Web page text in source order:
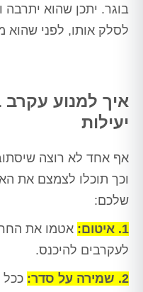
בוגר. יתכן שהוא יתרבה
לסלק אותו, לפני שהוא
יעילות
אף אחד לא רוצה
וכך תוכלו לצמצם את
שלכם:
1. איטום:
אטמו את
לעקרבים להיכנס.
2. שמירה על סדר:
ככל